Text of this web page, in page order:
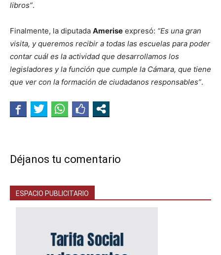
libros”.
Finalmente, la diputada Amerise expresó: “Es una gran
visita, y queremos recibir a todas las escuelas para poder
contar cuál es la actividad que desarrollamos los
legisladores y la función que cumple la Cámara, que tiene
que ver con la formación de ciudadanos responsables”.
Déjanos tu comentario
ESPACIO PUBLICITARIO